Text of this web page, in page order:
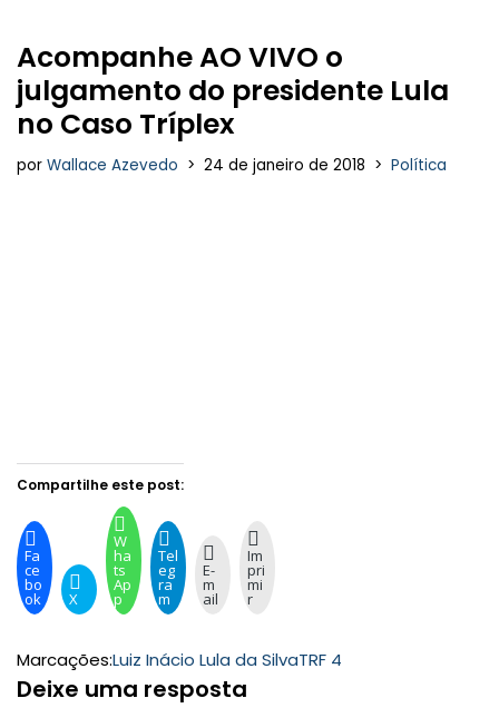
Acompanhe AO VIVO o
julgamento do presidente Lula
no Caso Tríplex
por Wallace Azevedo 24 de janeiro de 2018 Política
Compartilhe este post:
Fa
ce
bo
ok X
W
ha
ts
Ap
p
Tel
eg
ra
m
E-
m
ail
Im
pri
mi
r
Marcações:Luiz Inácio Lula da SilvaTRF 4
Deixe uma resposta